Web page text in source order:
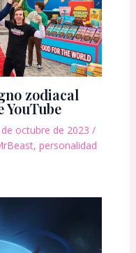
zodiacal
YouTube
octubre de 2023 /
, personalidad